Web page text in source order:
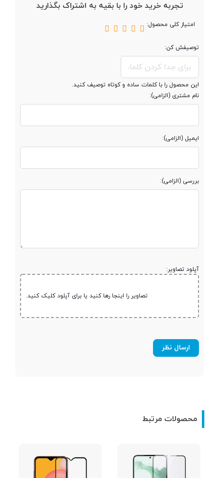
تجربه خرید خود را با بقیه به اشتراک بگذارید
امتیاز کلی محصول:
توصیفش کن:
این محصول را با کلمات ساده و کوتاه توصیف کنید.
نام مشتری (الزامی):
ایمیل (الزامی):
بررسی (الزامی):
آپلود تصاویر:
تصاویر را اینجا رها کنید یا برای آپلود کلیک کنید.
محصولات مرتبط